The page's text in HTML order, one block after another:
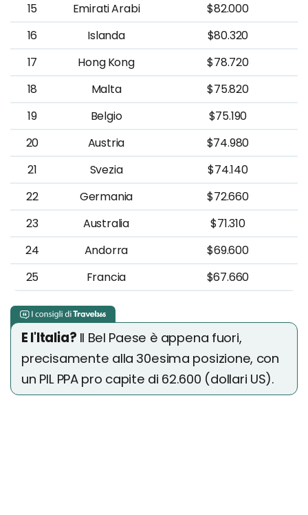
15
Emirati Arabi
$82.000
16
Islanda
$80.320
17
Hong Kong
$78.720
18
Malta
$75.820
19
Belgio
$75.190
20
Austria
$74.980
21
Svezia
$74.140
22
Germania
$72.660
23
Australia
$71.310
24
Andorra
$69.600
25
Francia $67.660
E l'Italia? Il Bel Paese è appena fuori,
precisamente alla 30esima posizione, con
un PIL PPA pro capite di 62.600 (dollari US).